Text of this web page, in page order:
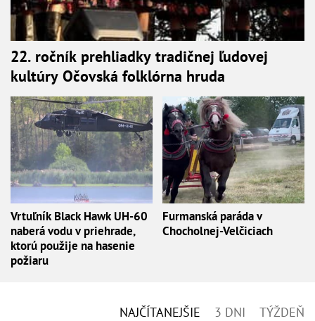
22. ročník prehliadky tradičnej ľudovej
kultúry Očovská folklórna hruda
Vrtuľník Black Hawk UH-60
naberá vodu v priehrade,
ktorú použije na hasenie
požiaru
Furmanská paráda v
Chocholnej-Velčiciach
NAJČÍTANEJŠIE 3 DNI TÝŽDEŇ